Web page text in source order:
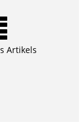
Artikels